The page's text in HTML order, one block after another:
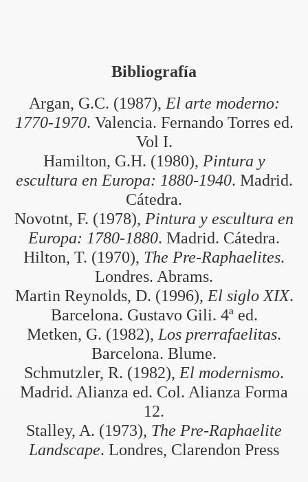
Bibliografía
Argan, G.C. (1987), El arte moderno:
1770-1970. Valencia. Fernando Torres ed.
Vol I.
Hamilton, G.H. (1980), Pintura y
escultura en Europa: 1880-1940. Madrid.
Cátedra.
Novotnt, F. (1978), Pintura y escultura en
Europa: 1780-1880. Madrid. Cátedra.
Hilton, T. (1970), The Pre-Raphaelites.
Londres. Abrams.
Martin Reynolds, D. (1996), El siglo XIX.
Barcelona. Gustavo Gili. 4ª ed.
Metken, G. (1982), Los prerrafaelitas.
Barcelona. Blume.
Schmutzler, R. (1982), El modernismo.
Madrid. Alianza ed. Col. Alianza Forma
12.
Stalley, A. (1973), The Pre-Raphaelite
Landscape. Londres, Clarendon Press